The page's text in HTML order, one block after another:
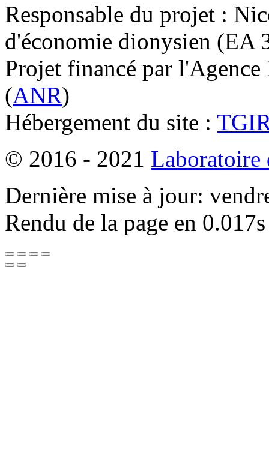
Responsable du projet :
d'économie dionysien
Projet financé par l'Agence
(ANR)
Hébergement du site :
© 2016 - 2021 Laboratoire
Dernière mise à jour:
Rendu de la page en 0.017s